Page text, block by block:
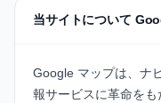
当サイトについて
Google マップは、ナ
報サービスに革命を